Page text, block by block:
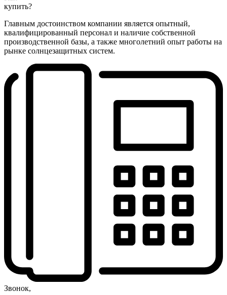
купить?
Главным достоинством компании является опытный,
квалифицированный персонал и наличие собственной
производственной базы, а также многолетний опыт работы на
рынке солнцезащитных систем.
Звонок,